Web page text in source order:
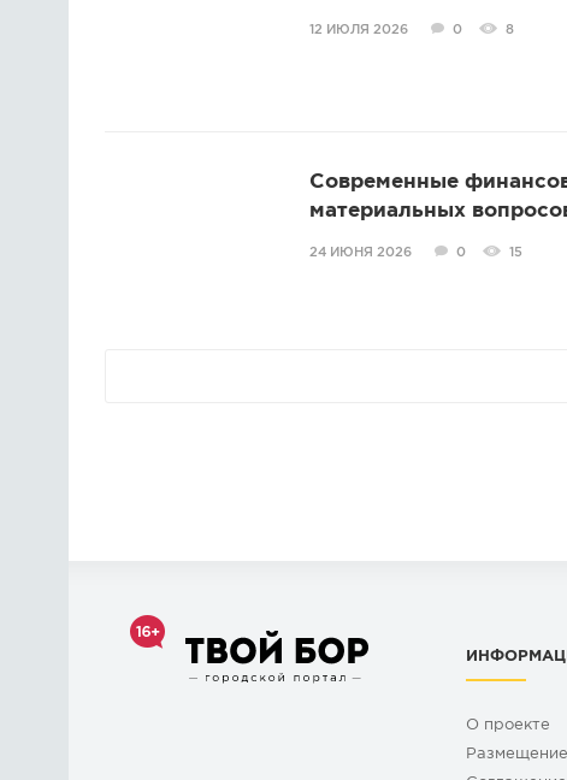
12 ИЮЛЯ 2026 0 8
Современные
материальных
24 ИЮНЯ 2026 0 15
О проекте